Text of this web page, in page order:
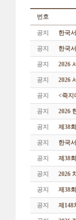
번호
공지 한국
공지 한국
공지 2026
공지 2026
공지 <죽지
공지 2026
공지 제38
공지 한국
공지 제38
공지 2026
공지 제38
공지 제148